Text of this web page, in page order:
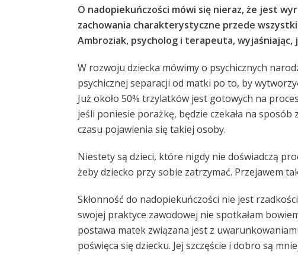
O nadopiekuńczości mówi się nieraz, że jest
zachowania charakterystyczne przede
Ambroziak, psycholog i terapeuta,
W rozwoju dziecka mówimy o psychicznych
psychicznej separacji od matki po to, by
Już około 50% trzylatków jest gotowych na
jeśli poniesie porażkę, będzie czekała na
czasu pojawienia się takiej osoby.
Niestety są dzieci, które nigdy nie doświadczą
żeby dziecko przy sobie zatrzymać. Przejawem
Skłonność do nadopiekuńczości nie jest
swojej praktyce zawodowej nie spotkałam
postawa matek związana jest z
poświęca się dziecku. Jej szczęście i dobro są